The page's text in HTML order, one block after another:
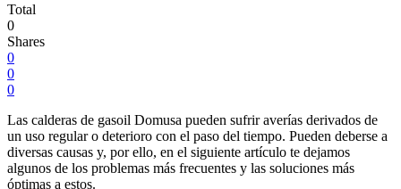
Total
0
Shares
0
0
0
Las calderas de gasoil Domusa pueden sufrir averías derivados de
un uso regular o deterioro con el paso del tiempo. Pueden deberse a
diversas causas y, por ello, en el siguiente artículo te dejamos
algunos de los problemas más frecuentes y las soluciones más
óptimas a estos.